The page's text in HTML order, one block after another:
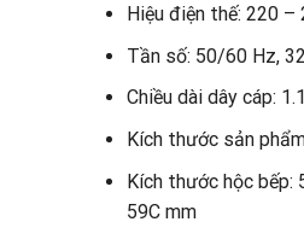
Hiệu điện thế: 220 –
Tần số: 50/60 Hz,
Chiều dài dây cáp:
Kích thước sản
Kích thước hộc bếp:
59C mm